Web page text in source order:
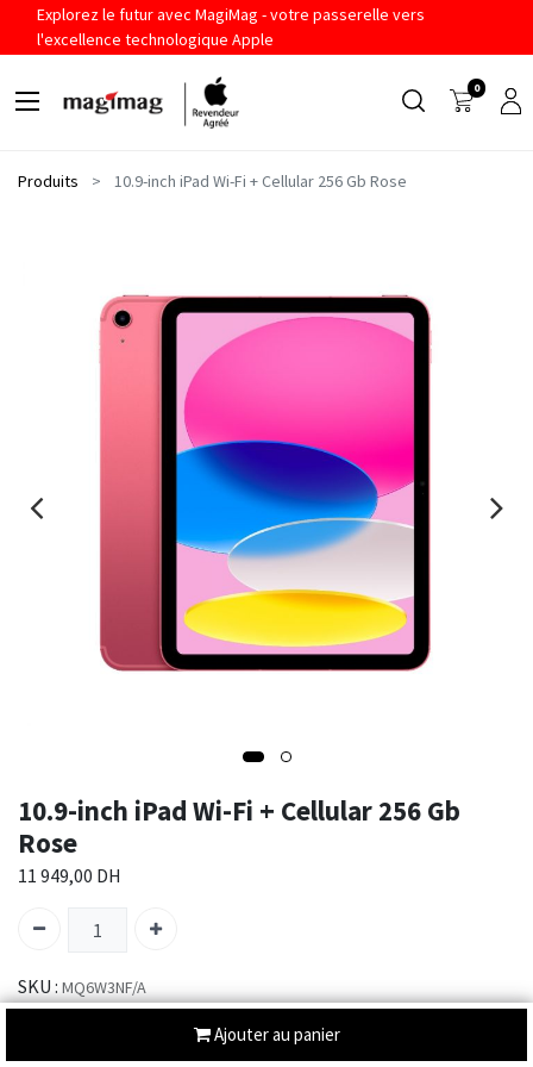
Explorez le futur avec MagiMag - votre passerelle vers
l'excellence technologique Apple
0
Produits 10.9-inch iPad Wi-Fi + Cellular 256 Gb Rose
Ajouter au panier
10.9-inch iPad Wi-Fi + Cellular 256 Gb
Rose
11 949,00 DH
SKU : MQ6W3NF/A
Catégorie :